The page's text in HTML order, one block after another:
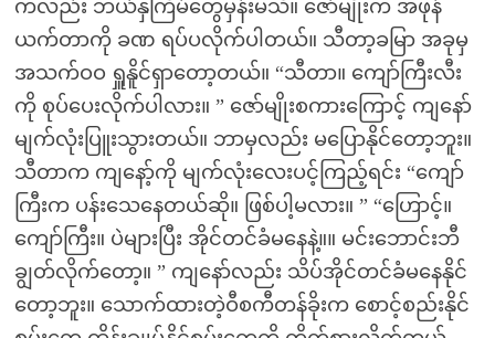
ကလည်း ဘယ်နှကြိမ်တွေမှန်းမသိ။ ဇော်မျိုးက အဖုန်
ယက်တာကို ခဏ ရပ်ပလိုက်ပါတယ်။ သီတာ့ခမြာ အခုမှ
အသက်ဝဝ ရှူနိူင်ရှာတော့တယ်။ “သီတာ။ ကျော်ကြီးလီး
ကို စုပ်ပေးလိုက်ပါလား။ ” ဇော်မျိုးစကားကြောင့် ကျနော်
မျက်လုံးပြူးသွားတယ်။ ဘာမှလည်း မပြောနိုင်တော့ဘူး။
သီတာက ကျနော့်ကို မျက်လုံးလေးပင့်ကြည့်ရင်း “ကျော်
ကြီးက ပန်းသေနေတယ်ဆို။ ဖြစ်ပါ့မလား။ ” “ဟြောင့်။
ကျော်ကြီး။ ပဲများပြီး အိုင်တင်ခံမနေနဲ့။။ မင်းဘောင်းဘီ
ချွတ်လိုက်တော့။ ” ကျနော်လည်း သိပ်အိုင်တင်ခံမနေနိုင်
တော့ဘူး။ သောက်ထားတဲ့ဝီစကီတန်ခိုးက စောင့်စည်းနိုင်